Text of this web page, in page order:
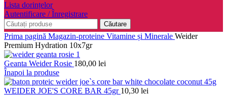
Lista dorințelor
Autentificare / Înregistrare
Căutare
Prima pagină Magazin-proteine Vitamine și Minerale Weider
Premium Hydration 10x7gr
Geanta Weider Rosie 180,00 lei
Înapoi la produse
WEIDER JOE'S CORE BAR 45gr 10,30 lei